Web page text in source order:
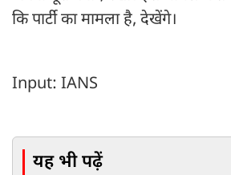
कि पार्टी का मामला है, देखेंगे।
Input: IANS
यह भी पढ़ें